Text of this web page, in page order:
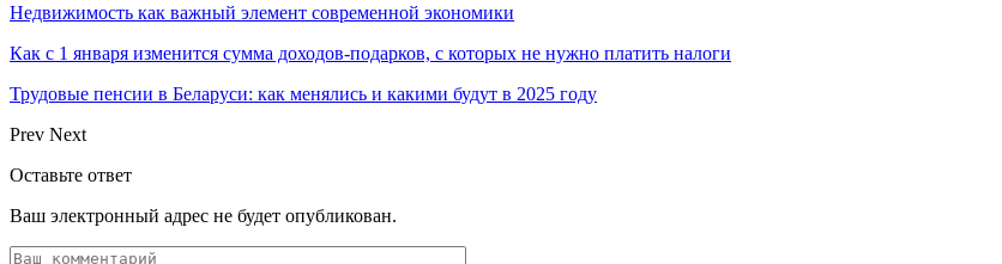
Недвижимость как важный элемент современной экономики
Как с 1 января изменится сумма доходов-подарков, с которых не нужно платить налоги
Трудовые пенсии в Беларуси: как менялись и какими будут в 2025 году
Prev Next
Оставьте ответ
Ваш электронный адрес не будет опубликован.